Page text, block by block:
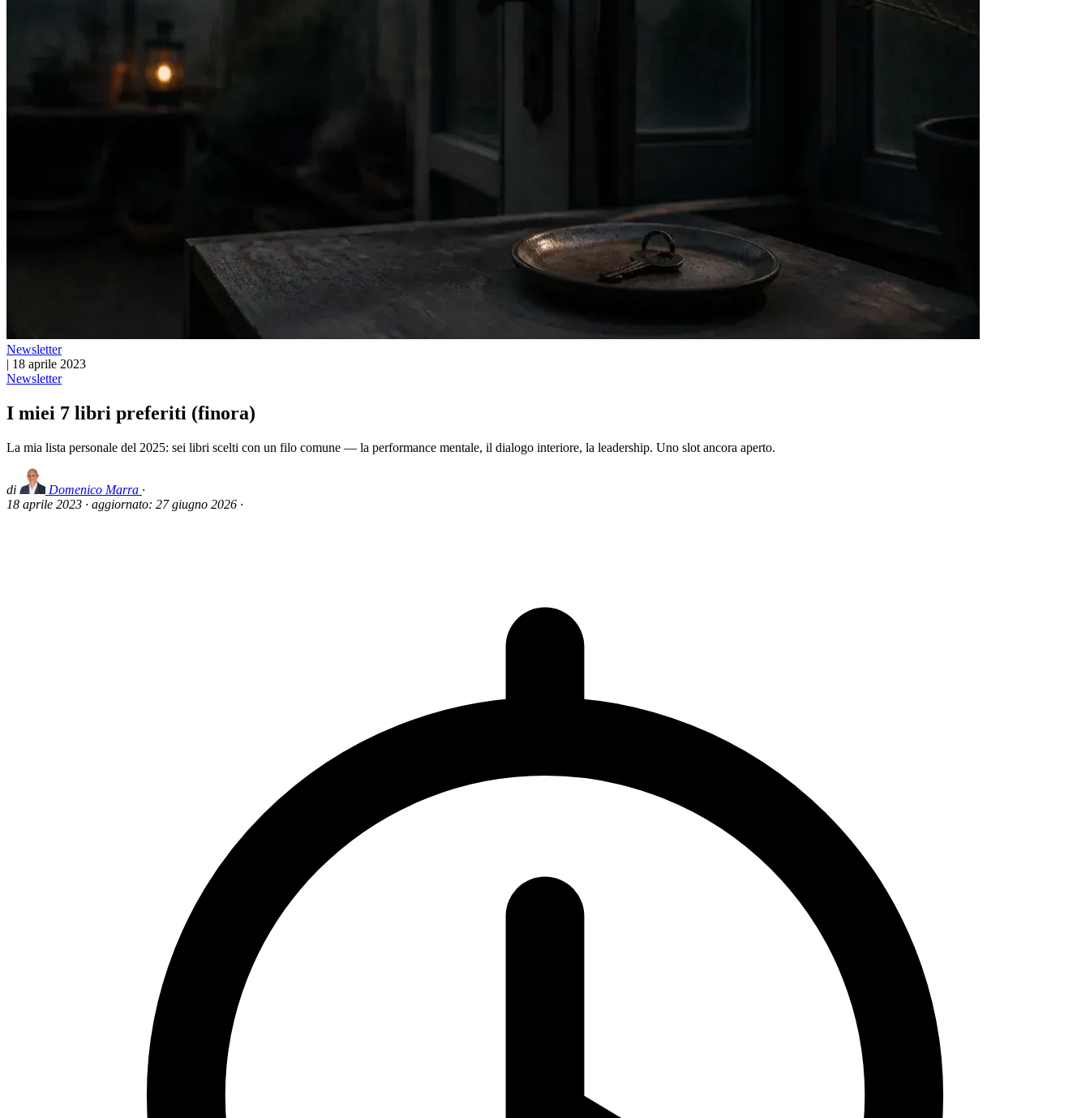
Newsletter
| 18 aprile 2023
Newsletter
I miei 7 libri preferiti (finora)
La mia lista personale del 2025: sei libri scelti con un filo comune — la performance mentale, il dialogo interiore, la leadership. Uno slot ancora aperto.
di Domenico Marra ·
18 aprile 2023 · aggiornato: 27 giugno 2026 ·